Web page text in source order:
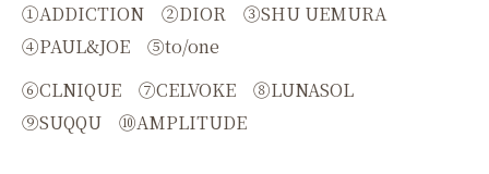
①ADDICTION ②DIOR ③SHU UEMURA
④PAUL&JOE ⑤to/one
⑥CLNIQUE ⑦CELVOKE ⑧LUNASOL
⑨SUQQU ⑩AMPLITUDE